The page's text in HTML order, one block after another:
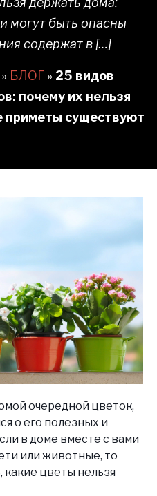
могут быть опасны
содержат в […]
» БЛОГ» 25 видов
почему их нельзя
приметы существуют
очередной цветок,
о его полезных и
в доме вместе с вами
или животные, то
какие цветы нельзя